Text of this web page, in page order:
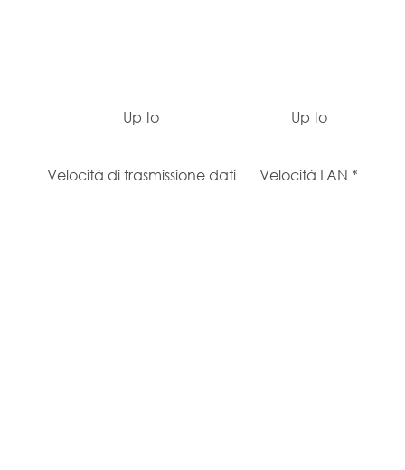
Up to
Velocità di trasmissione dati
Up to
Velocità LAN *